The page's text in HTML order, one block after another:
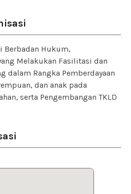
Berbadan Hukum,
Melakukan Fasilitasi dan
dalam Rangka Pemberdayaan
dan anak pada
serta Pengembangan TKLD